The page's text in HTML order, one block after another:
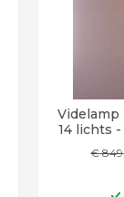
Videlamp
14 lichts
€849